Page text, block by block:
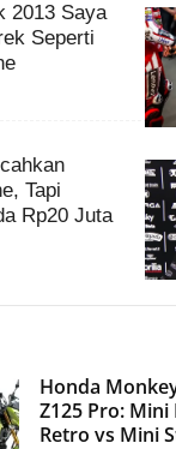
2013 Saya
Seperti
Tapi
Rp20 Juta
Honda
Z125 Pro:
Retro vs Mini